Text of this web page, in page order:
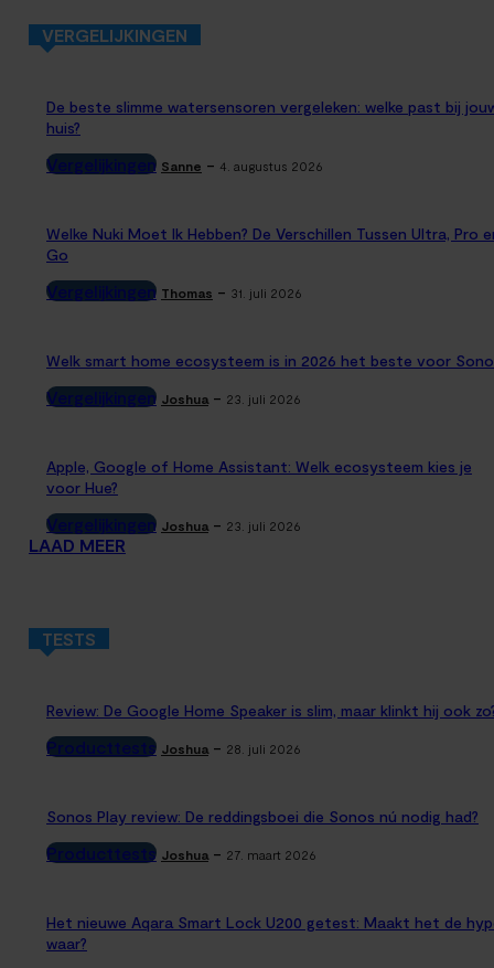
VERGELIJKINGEN
De beste slimme watersensoren vergeleken: welke past bij
huis?
Vergelijkingen Sanne - 4. augustus 2026
Welke Nuki Moet Ik Hebben? De Verschillen Tussen Ultra, Pro
Go
Vergelijkingen Thomas - 31. juli 2026
Welk smart home ecosysteem is in 2026 het beste voor
Vergelijkingen Joshua - 23. juli 2026
Apple, Google of Home Assistant: Welk ecosysteem kies je
voor Hue?
Vergelijkingen Joshua - 23. juli 2026
LAAD MEER
TESTS
Review: De Google Home Speaker is slim, maar klinkt hij ook
Producttests Joshua - 28. juli 2026
Sonos Play review: De reddingsboei die Sonos nú nodig had?
Producttests Joshua - 27. maart 2026
Het nieuwe Aqara Smart Lock U200 getest: Maakt het de
waar?